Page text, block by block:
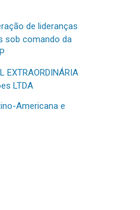
de lideranças
sob comando da
EXTRAORDINÁRIA
LTDA
Americana e